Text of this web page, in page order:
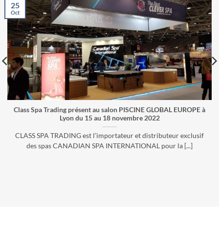
Class Spa Trading présent au salon PISCINE GLOBAL EUROPE à
Lyon du 15 au 18 novembre 2022
CLASS SPA TRADING est l’importateur et distributeur exclusif
des spas CANADIAN SPA INTERNATIONAL pour la [...]
25
Oct